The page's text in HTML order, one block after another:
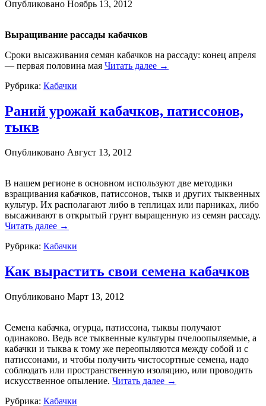
Опубликовано Ноябрь 13, 2012
Выращивание рассады кабачков
Сроки высаживания семян кабачков на рассаду: конец апреля
— первая половина мая Читать далее →
Рубрика: Кабачки
Раний урожай кабачков, патиссонов,
тыкв
Опубликовано Август 13, 2012
В нашем регионе в основном используют две методики
взращивания кабачков, патиссонов, тыкв и других тыквенных
культур. Их располагают либо в теплицах или парниках, либо
высаживают в открытый грунт выращенную из семян рассаду.
Читать далее →
Рубрика: Кабачки
Как вырастить свои семена кабачков
Опубликовано Март 13, 2012
Семена кабачка, огурца, патиссона, тыквы получают
одинаково. Ведь все тыквенные культуры пчелоопыляемые, а
кабачки и тыква к тому же переопыляются между собой и с
патиссонами, и чтобы получить чистосортные семена, надо
соблюдать или пространственную изоляцию, или проводить
искусственное опыление. Читать далее →
Рубрика: Кабачки